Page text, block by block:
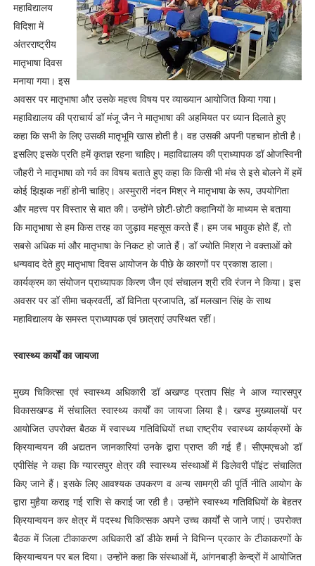
महाविद्यालय
विदिशा में
अंतरराष्ट्रीय
मातृभाषा दिवस
मनाया गया। इस
अवसर पर मातृभाषा और उसके महत्त्व विषय पर व्याख्यान आयोजित किया गया।
महाविद्यालय की प्राचार्य डॉ मंजू जैन ने मातृभाषा की अहमियत पर ध्यान दिलाते हुए
कहा कि सभी के लिए उसकी मातृभूमि खास होती है। वह उसकी अपनी पहचान होती है।
इसलिए इसके प्रति हमें कृतज्ञ रहना चाहिए। महाविद्यालय की प्राध्यापक डॉ ओजस्विनी
जौहरी ने मातृभाषा को गर्व का विषय बताते हुए कहा कि किसी भी मंच से इसे बोलने में हमें
कोई झिझक नहीं होनी चाहिए। अस्मुरारी नंदन मिश्र ने मातृभाषा के रूप, उपयोगिता
और महत्त्व पर विस्तार से बात की। उन्होंने छोटी-छोटी कहानियों के माध्यम से बताया
कि मातृभाषा से हम किस तरह का जुड़ाव महसूस करते हैं। हम जब भावुक होते हैं, तो
सबसे अधिक मां और मातृभाषा के निकट हो जाते हैं। डॉ ज्योति मिश्रा ने वक्ताओं को
धन्यवाद देते हुए मातृभाषा दिवस आयोजन के पीछे के कारणों पर प्रकाश डाला।
कार्यक्रम का संयोजन प्राध्यापक किरण जैन एवं संचालन श्री रवि रंजन ने किया। इस
अवसर पर डॉ सीमा चक्रवर्ती, डॉ विनिता प्रजापति, डॉ मलखान सिंह के साथ
महाविद्यालय के समस्त प्राध्यापक एवं छात्राएं उपस्थित रहीं।
स्वास्थ्य कार्यों का जायजा
मुख्य चिकित्सा एवं स्वास्थ्य अधिकारी डॉ अखण्ड प्रताप सिंह ने आज ग्यारसपुर
विकासखण्ड में संचालित स्वास्थ्य कार्यों का जायजा लिया है। खण्ड मुख्यालयों पर
आयोजित उपरोक्त बैठक में स्वास्थ्य गतिविधियों तथा राष्ट्रीय स्वास्थ्य कार्यक्रमों के
क्रियान्वयन की अद्यतन जानकारियां उनके द्वारा प्राप्त की गई हैं। सीएमएचओ डॉ
एपीसिंह ने कहा कि ग्यारसपुर क्षेत्र की स्वास्थ्य संस्थाओं में डिलेवरी पॉइंट संचालित
किए जाने हैं। इसके लिए आवश्यक उपकरण व अन्य सामग्री की पूर्ति नीति आयोग के
द्वारा मुहैया कराइ गई राशि से कराई जा रही है। उन्होंने स्वास्थ्य गतिविधियों के बेहतर
क्रियान्वयन कर क्षेत्र में पदस्थ चिकित्सक अपने उच्च कार्यों से जाने जाएं। उपरोक्त
बैठक में जिला टीकाकरण अधिकारी डॉ डीके शर्मा ने विभिन्न प्रकार के टीकाकरणों के
क्रियान्वयन पर बल दिया। उन्होंने कहा कि संस्थाओं में, आंगनबाड़ी केन्द्रों में आयोजित